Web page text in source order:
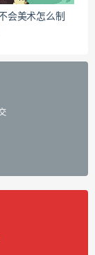
会美术怎么制